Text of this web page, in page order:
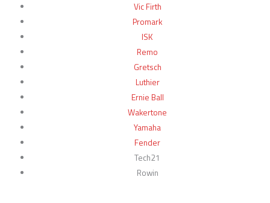
Vic Firth
Promark
ISK
Remo
Gretsch
Luthier
Ernie Ball
Wakertone
Yamaha
Fender
Tech21
Rowin